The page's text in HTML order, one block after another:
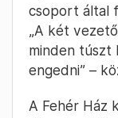
csoport által
„A két
minden túszt
engedni” –
A Fehér Ház